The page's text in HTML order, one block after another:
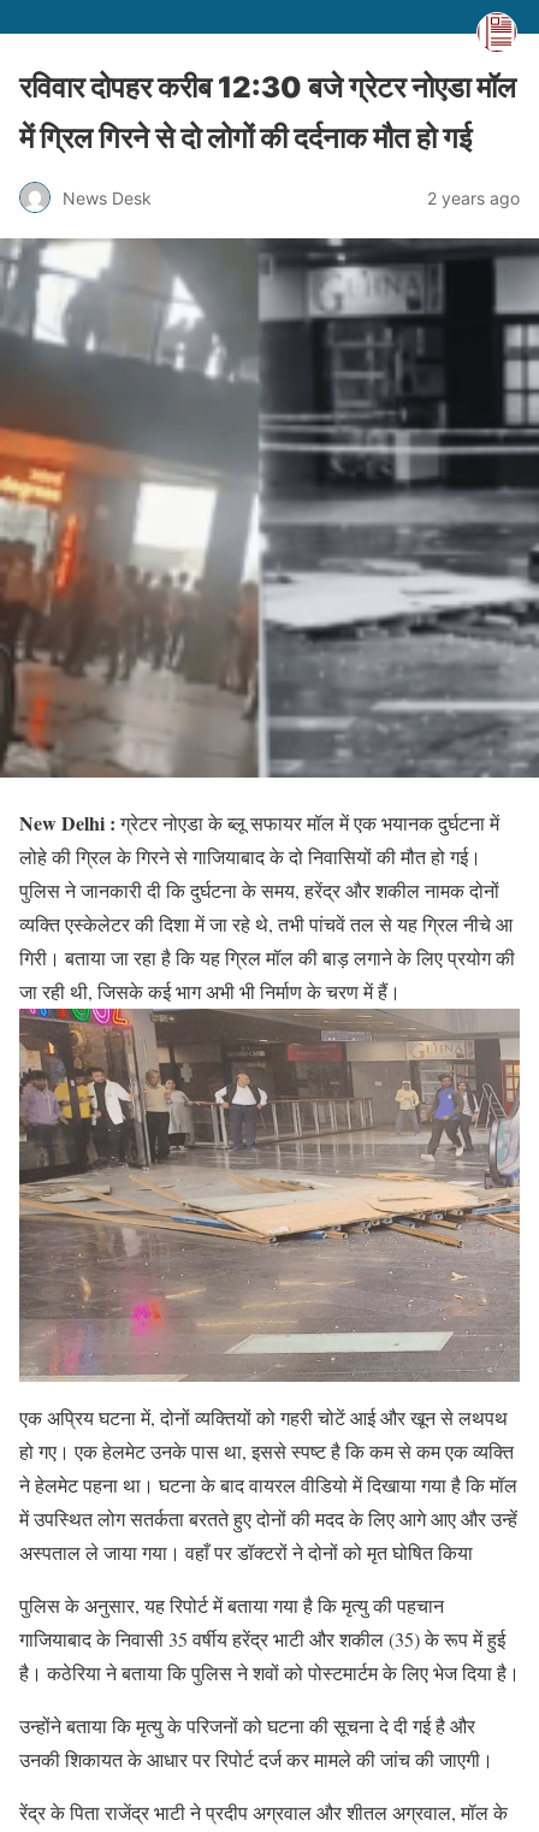
रविवार दोपहर करीब 12:30 बजे ग्रेटर नोएडा मॉल
में ग्रिल गिरने से दो लोगों की दर्दनाक मौत हो गई
News Desk 2 years ago
New Delhi :ग्रेटर नोएडा के ब्लू सफायर मॉल में एक भयानक दुर्घटना में
लोहे की ग्रिल के गिरने से गाजियाबाद के दो निवासियों की मौत हो गई।
पुलिस ने जानकारी दी कि दुर्घटना के समय, हरेंद्र और शकील नामक दोनों
व्यक्ति एस्केलेटर की दिशा में जा रहे थे, तभी पांचवें तल से यह ग्रिल नीचे आ
गिरी। बताया जा रहा है कि यह ग्रिल मॉल की बाड़ लगाने के लिए प्रयोग की
जा रही थी, जिसके कई भाग अभी भी निर्माण के चरण में हैं।
एक अप्रिय घटना में, दोनों व्यक्तियों को गहरी चोटें आई और खून से लथपथ
हो गए। एक हेलमेट उनके पास था, इससे स्पष्ट है कि कम से कम एक व्यक्ति
ने हेलमेट पहना था। घटना के बाद वायरल वीडियो में दिखाया गया है कि मॉल
में उपस्थित लोग सतर्कता बरतते हुए दोनों की मदद के लिए आगे आए और उन्हें
अस्पताल ले जाया गया। वहाँ पर डॉक्टरों ने दोनों को मृत घोषित किया
पुलिस के अनुसार, यह रिपोर्ट में बताया गया है कि मृत्यु की पहचान
गाजियाबाद के निवासी 35 वर्षीय हरेंद्र भाटी और शकील (35) के रूप में हुई
है। कठेरिया ने बताया कि पुलिस ने शवों को पोस्टमार्टम के लिए भेज दिया है।
उन्होंने बताया कि मृत्यु के परिजनों को घटना की सूचना दे दी गई है और
उनकी शिकायत के आधार पर रिपोर्ट दर्ज कर मामले की जांच की जाएगी।
रेंद्र के पिता राजेंद्र भाटी ने प्रदीप अग्रवाल और शीतल अग्रवाल, मॉल के